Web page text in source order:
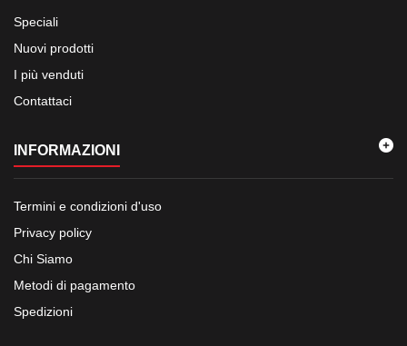
Speciali
Nuovi prodotti
I più venduti
Contattaci
INFORMAZIONI
Termini e condizioni d'uso
Privacy policy
Chi Siamo
Metodi di pagamento
Spedizioni